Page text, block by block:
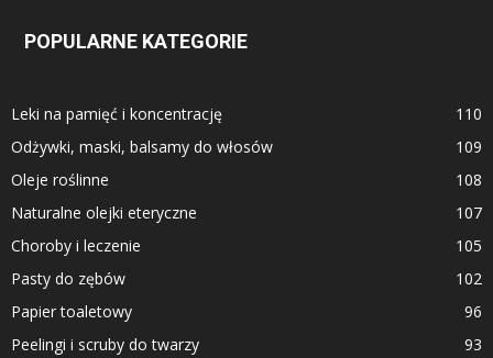
POPULARNE KATEGORIE
Leki na pamięć i koncentrację
110
Odżywki, maski, balsamy do włosów
109
Oleje roślinne
108
Naturalne olejki eteryczne
107
Choroby i leczenie
105
Pasty do zębów
102
Papier toaletowy
96
Peelingi i scruby do twarzy
93